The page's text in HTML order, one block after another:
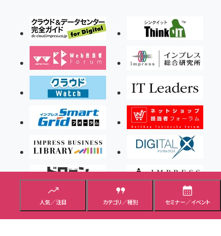
人気／注目 カテゴリ／種別 セミナー／イベント